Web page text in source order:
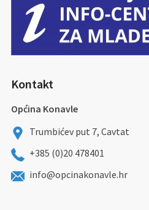
Kontakt
Općina Konavle
Trumbićev put 7, Cavtat
+385 (0)20 478401
info@opcinakonavle.hr